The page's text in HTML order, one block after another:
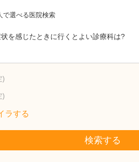
で選べる医院検索
を感じたときに行くとよい診療科は?
)
)
ラする
検索する